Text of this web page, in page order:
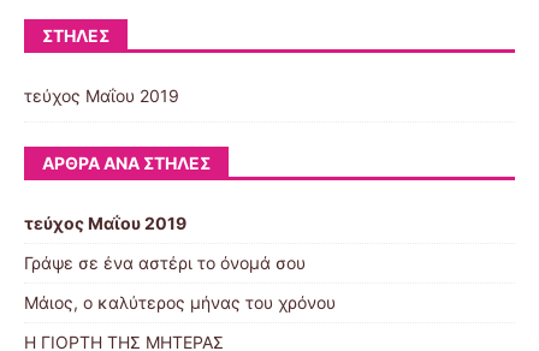
ΣΤΉΛΕΣ
τεύχος Μαΐου 2019
ΆΡΘΡΑ ΑΝΆ ΣΤΉΛΕΣ
τεύχος Μαΐου 2019
Γράψε σε ένα αστέρι το όνομά σου
Μάιος, ο καλύτερος μήνας του χρόνου
Η ΓΙΟΡΤΗ ΤΗΣ ΜΗΤΕΡΑΣ